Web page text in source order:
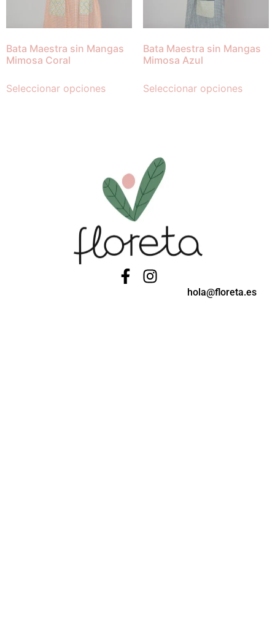
Bata Maestra sin Mangas
Mimosa Coral
Seleccionar opciones
Bata Maestra sin Mangas
Mimosa Azul
Seleccionar opciones
hola@floreta.es